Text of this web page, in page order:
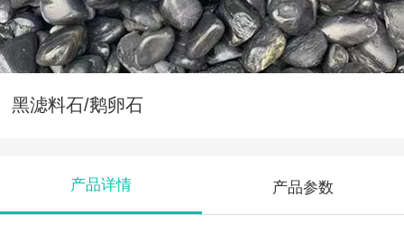
黑滤料石/鹅卵石
产品详情 产品参数